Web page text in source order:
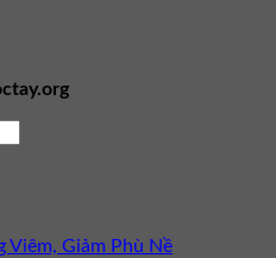
Viêm, Giảm Phù Nề